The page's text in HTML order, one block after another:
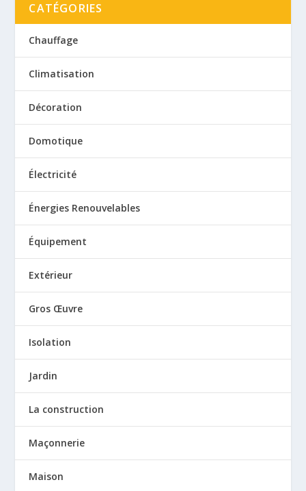
CATÉGORIES
Chauffage
Climatisation
Décoration
Domotique
Électricité
Énergies Renouvelables
Équipement
Extérieur
Gros Œuvre
Isolation
Jardin
La construction
Maçonnerie
Maison